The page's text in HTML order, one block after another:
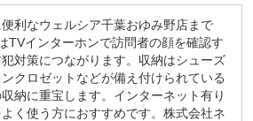
利なウェルシア千葉おゆみ野店まで
TVインターホンで訪問者の顔を確認す
対策につながります。収納はシューズ
クロゼットなどが備え付けられている
納に重宝します。インターネット有り
く使う方におすすめです。株式会社ネ